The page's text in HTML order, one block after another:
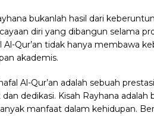
bukanlah hasil dari
diri yang dibangun selama
Qur’an tidak hanya membawa
akademis.
Al-Qur’an adalah sebuah
dedikasi. Kisah Rayhana
manfaat dalam kehidupan.